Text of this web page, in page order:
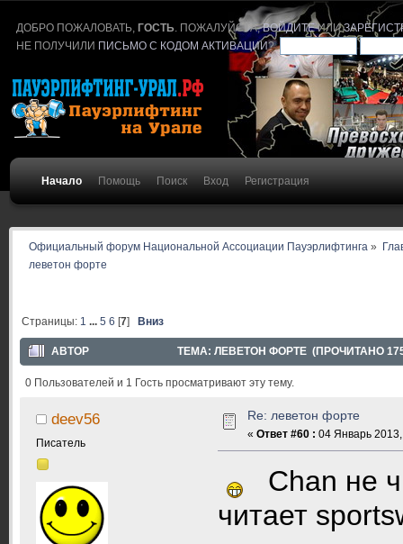
ДОБРО ПОЖАЛОВАТЬ,ГОСТЬ . ПОЖАЛУЙСТА,ВОЙДИТЕИЛИ
НЕ ПОЛУЧИЛИ ПИСЬМО С КОДОМ АКТИВАЦИИ?
Начало Помощь Поиск Вход Регистрация
Официальный форум Национальной Ассоциации Пауэрлифтинга »
леветон форте
Страницы: 1 ...5 6 [7]Вниз
АВТОР ТЕМА: ЛЕВЕТОН ФОРТЕ (ПРОЧИТАНО
0 Пользователей и 1 Гость просматривают эту тему.
deev56
Писатель
Re: леветон форте
« Ответ #60 : 04 Январь
Chan не
читает